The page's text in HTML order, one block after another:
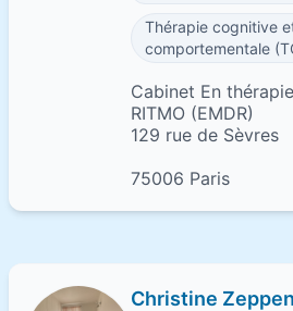
Thérapie cognitive
comportementale
Cabinet En
RITMO (EMDR)
129 rue de Sèvres
75006 Paris
Christine